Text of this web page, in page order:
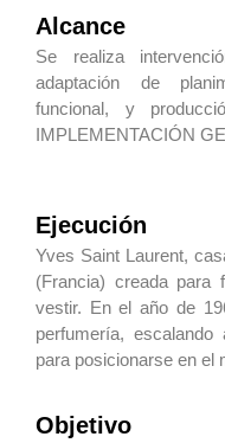
Alcance
Se realiza
adaptación de
funcional, y
IMPLEMENTACIÓN
Ejecución
Yves Saint Laurent,
(Francia) creada para
vestir. En el año de
perfumería,
para posicionarse en el
Objetivo